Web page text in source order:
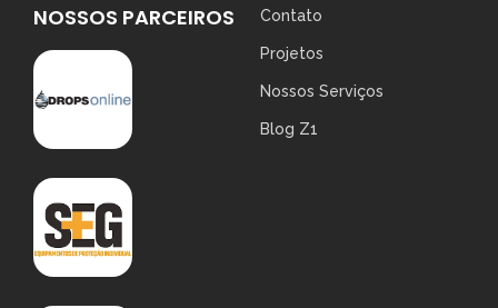
NOSSOS PARCEIROS Contato
Projetos
Nossos Serviços
Blog Z1